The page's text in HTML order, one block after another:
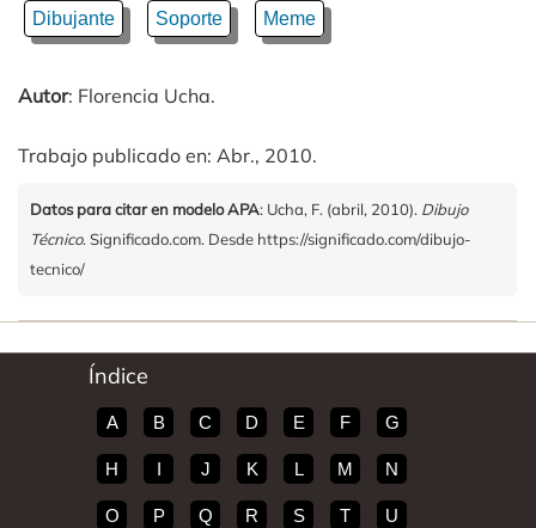
Dibujante Soporte Meme
Autor: Florencia Ucha.
Trabajo publicado en: Abr., 2010.
Datos para citar en modelo APA: Ucha, F. (abril, 2010). Dibujo
Técnico. Significado.com. Desde https://significado.com/dibujo-
tecnico/
Índice
A B C D E F G
H I J K L M N
O P Q R S T U